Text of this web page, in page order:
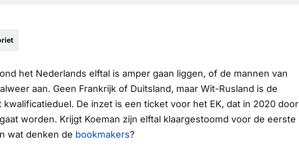
het Nederlands elftal is amper gaan liggen, of de mannen van
aan. Geen Frankrijk of Duitsland, maar Wit-Rusland is de
De inzet is een ticket voor het EK, dat in 2020 door
worden. Krijgt Koeman zijn elftal klaargestoomd voor de eerste
wat denken de bookmakers?